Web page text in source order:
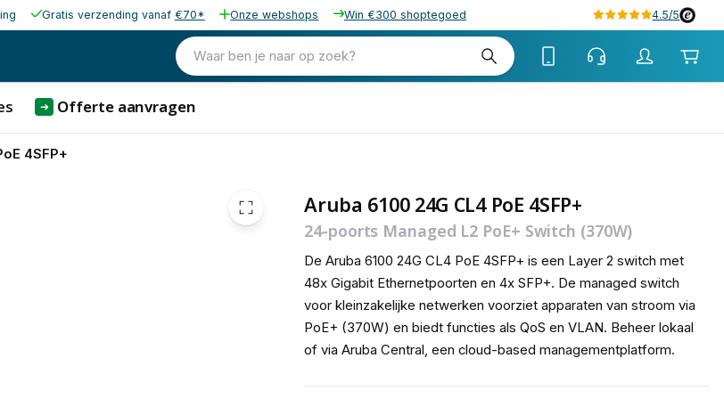
Gratis verzending vanaf €70* Onze webshops Win €300 shoptegoed 4.5/5
Waar ben je naar op zoek?
➜ Offerte aanvragen
4SFP+
Aruba 6100 24G CL4 PoE 4SFP+
24-poorts Managed L2 PoE+ Switch (370W)
De Aruba 6100 24G CL4 PoE 4SFP+ is een Layer 2 switch met
48x Gigabit Ethernetpoorten en 4x SFP+. De managed switch
voor kleinzakelijke netwerken voorziet apparaten van stroom via
PoE+ (370W) en biedt functies als QoS en VLAN. Beheer lokaal
of via Aruba Central, een cloud-based managementplatform.
1.278,77 excl. btw
1.547,31 incl. btw